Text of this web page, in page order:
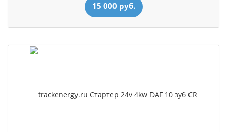
15 000 руб.